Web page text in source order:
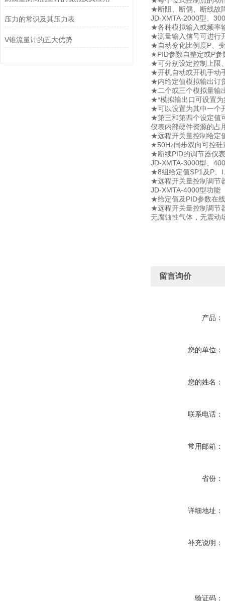
压力的常识及其压力表
V锥流量计的五大优势
★断阻、断偶、断线故
JD-XMTA-2000型、
★各种模拟输入或频率
★测量输入信号可进行
★自动变化比例度P、
★PID参数自整定或P参
★可分别设定控制上限
★开机自动或开机手动
★内给定值模拟输出订
★二个或三个模拟量输
★*模拟输出口可设置
★可以设置为其中一个
★第三和第四个设定值
仪表内部硬件资源的占
★远程开关量控制给定
★50Hz同步双向可控硅
★断续PID的调节器仪
JD-XMTA-3000型、
★8组给定值SP1及P、
★远程开关量控制调节
JD-XMTA-4000型功能
★给定值及PID参数在
★远程开关量控制调节
无腐蚀性气体，无震动
留言询价
产品：
您的单位：
您的姓名：
联系电话：
常用邮箱：
省份：
详细地址：
补充说明：
验证码：